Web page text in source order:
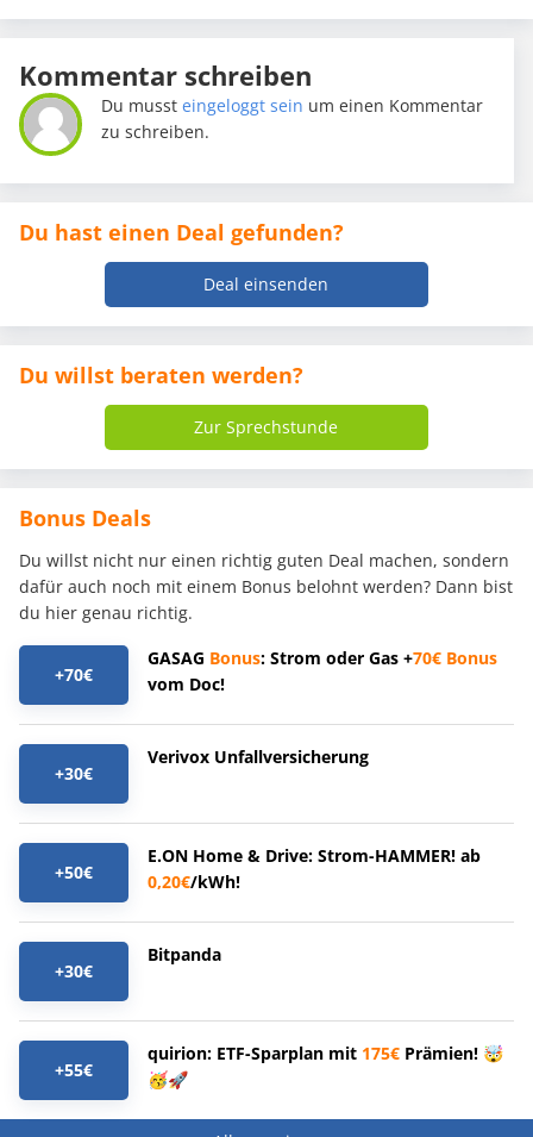
Kommentar schreiben
Du mussteingeloggt sein um einen Kommentar
zu schreiben.
Du hast einen Deal gefunden?
Deal einsenden
Du willst beraten werden?
Zur Sprechstunde
Bonus Deals
Du willst nicht nur einen richtig guten Deal machen, sondern
dafür auch noch mit einem Bonus belohnt werden? Dann bist
du hier genau richtig.
+70€
GASAG Bonus: Strom oder Gas +70€ Bonus
vom Doc!
+30€
Verivox Unfallversicherung
+50€
E.ON Home & Drive: Strom-HAMMER! ab
0,20€/kWh!
+30€
Bitpanda
+55€
quirion: ETF-Sparplan mit 175€ Prämien! 🤯
🥳🚀